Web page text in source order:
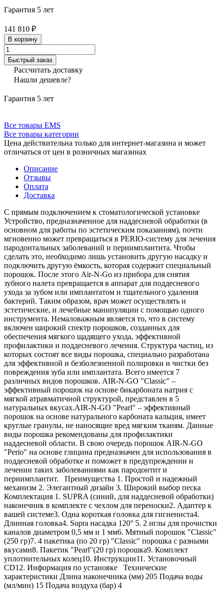
Гарантия 5 лет
141 810 ₽
В корзину
Быстрый заказ
Рассчитать доставку
Нашли дешевле?
Гарантия 5 лет
Все товары EMS
Все товары категории
Цена действительна только для интернет-магазина и может
отличаться от цен в розничных магазинах
Описание
Отзывы
Оплата
Доставка
С прямым подключением к стоматологической установке
Устройство, предназначенное для наддесневой обработки (в
основном для работы по эстетическим показаниям), почти
мгновенно может превращаться в PERIO-систему для лечения
пародонтальных заболеваний и периимплантита. Чтобы
сделать это, необходимо лишь установить другую насадку и
подключить другую ёмкость, которая содержит специальный
порошок. После этого Air-N-Go из прибора для снятия
зубного налета превращается в аппарат для поддесневого
ухода за зубом или имплантатом и тщательного удаления
бактерий. Таким образом, врач может осуществлять и
эстетические, и лечебные манипуляции с помощью одного
инструмента. Немаловажным является то, что в систему
включен широкий спектр порошков, созданных для
обеспечения мягкого щадящего ухода, эффективной
профилактики и поддесневого лечения. Структура частиц, из
которых состоят все виды порошка, специально разработана
для эффективной и безболезненной полировки и чистки без
повреждения зуба или имплантата. Всего имеется 7
различных видов порошков. AIR-N-GO "Classic" –
эффективный порошок на основе бикарбоната натрия с
мягкой атравматичной структурой, представлен в 5
натуральных вкусах.AIR-N-GO "Pearl" – эффективный
порошок на основе натурального карбоната кальция, имеет
круглые гранулы, не наносящие вред мягким тканям. Данные
виды порошка рекомендованы для профилактики
наддесневой области. В свою очередь порошок AIR-N-GO
"Perio" на основе глицина предназначен для использования в
поддесневой обработке и поможет в предупреждении и
лечении таких заболеваниями как пародонтит и
периимплантит. Преимущества 1. Простой и надежный
механизм 2. Элегантный дизайн 3. Широкий выбор песка
Комплектация 1. SUPRA (синий, для наддесневой обработки)
наконечник в комплекте с чехлом для переноски2. Адаптер к
вашей системе3. Одна короткая головка для гигиениста4.
Длинная головка4. Supra насадка 120° 5. 2 иглы для прочистки
каналов диаметром 0,5 мм и 1 мм6. Мятный порошок "Classic"
(250 гр)7. 4 пакетика (по 20 гр) "Classic" порошка с разными
вкусами8. Пакетик "Pearl"(20 гр) порошка9. Комплект
уплотнительных колец10. Инструкции11. Установочный
CD12. Информация по установке Технические
характеристики Длина наконечника (мм) 205 Подача воды
(мл/мин) 15 Подача воздуха (бар) 4